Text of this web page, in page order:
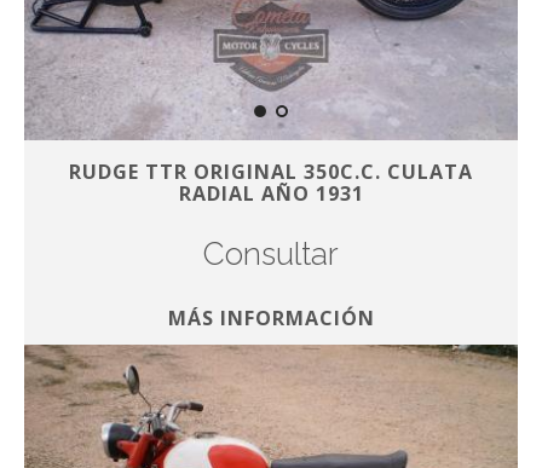
RUDGE TTR ORIGINAL 350C.C. CULATA
RADIAL AÑO 1931
Consultar
MÁS INFORMACIÓN